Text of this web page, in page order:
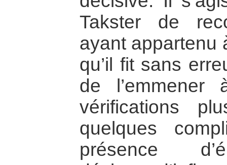
Takster de
ayant appartenu
qu’il fit sans
de
vérifications
quelques
présence